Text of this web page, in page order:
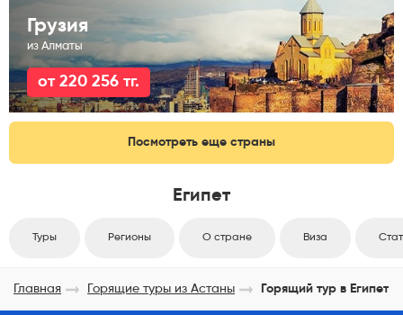
Грузия
из Алматы
от 220 256 тг.
Посмотреть еще страны
Египет
Туры Регионы О стране Виза
Главная Горящие туры из Астаны Горящий тур в Египет